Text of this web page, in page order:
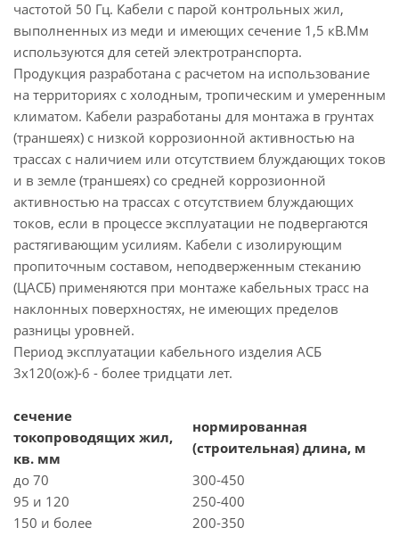
частотой 50 Гц. Кабели с парой контрольных жил,
выполненных из меди и имеющих сечение 1,5 кВ.Мм
используются для сетей электротранспорта.
Продукция разработана с расчетом на использование
на территориях с холодным, тропическим и умеренным
климатом. Кабели разработаны для монтажа в грунтах
(траншеях) с низкой коррозионной активностью на
трассах с наличием или отсутствием блуждающих токов
и в земле (траншеях) со средней коррозионной
активностью на трассах с отсутствием блуждающих
токов, если в процессе эксплуатации не подвергаются
растягивающим усилиям. Кабели с изолирующим
пропиточным составом, неподверженным стеканию
(ЦАСБ) применяются при монтаже кабельных трасс на
наклонных поверхностях, не имеющих пределов
разницы уровней.
Период эксплуатации кабельного изделия АСБ
3х120(ож)-6 - более тридцати лет.
сечение
токопроводящих жил,
кв. мм
нормированная
(строительная) длина, м
до 70
300-450
95 и 120
250-400
150 и более
200-350